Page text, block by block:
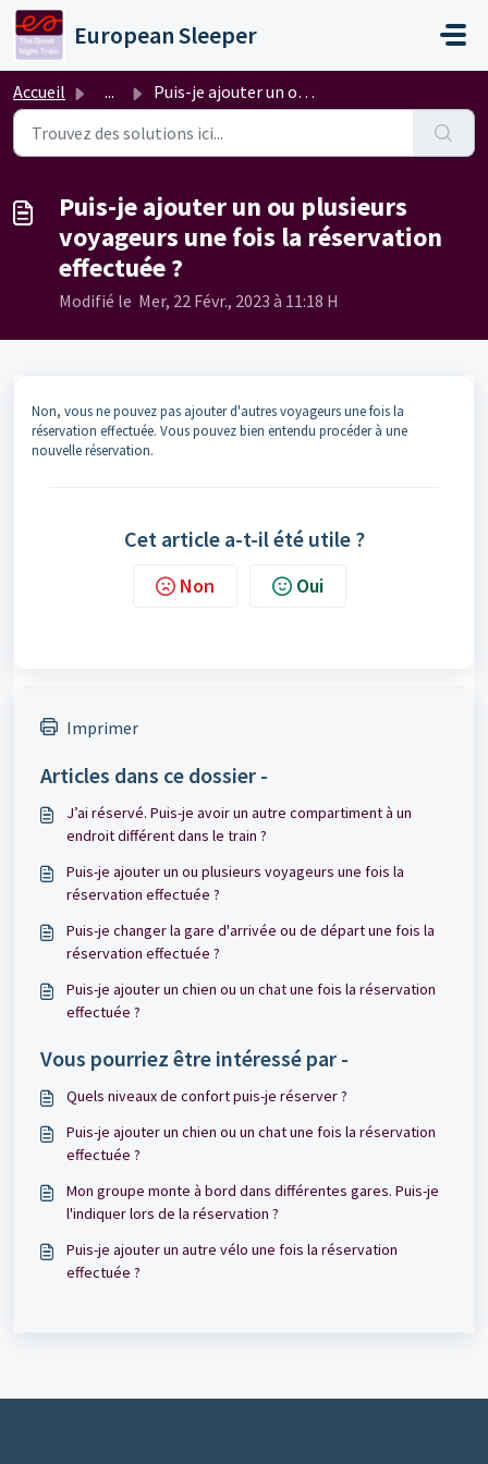
Passer au contenu principal
European Sleeper
Accueil ... Puis-je ajouter un ou plusieurs voyageurs une fois la rés...
Puis-je ajouter un ou plusieurs
voyageurs une fois la réservation
effectuée ?
Modifié le Mer, 22 Févr., 2023 à 11:18 H
Non, vous ne pouvez pas ajouter d'autres voyageurs une fois la
réservation effectuée. Vous pouvez bien entendu procéder à une
nouvelle réservation.
Cet article a-t-il été utile ?
Non Oui
Imprimer
Articles dans ce dossier -
J’ai réservé. Puis-je avoir un autre compartiment à un
endroit différent dans le train ?
Puis-je ajouter un ou plusieurs voyageurs une fois la
réservation effectuée ?
Puis-je changer la gare d'arrivée ou de départ une fois la
réservation effectuée ?
Puis-je ajouter un chien ou un chat une fois la réservation
effectuée ?
Vous pourriez être intéressé par -
Quels niveaux de confort puis-je réserver ?
Puis-je ajouter un chien ou un chat une fois la réservation
effectuée ?
Mon groupe monte à bord dans différentes gares. Puis-je
l'indiquer lors de la réservation ?
Puis-je ajouter un autre vélo une fois la réservation
effectuée ?